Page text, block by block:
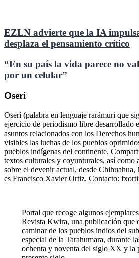
EZLN advierte que la IA
desplaza el pensamiento crítico
“En su país la vida parece no
por un celular”
Oserí
Oserí (palabra en lenguaje rarámuri que
ejercicio de periodismo libre desarrollado
asuntos relacionados con los Derechos
visibles las luchas de los pueblos
pueblos indígenas del continente.
textos culturales y coyunturales, así como
sobre el devenir actual, desde
es Francisco Xavier Ortiz. Contacto:
Portal que recoge algunos
Revista Kwira, una publicación que
caminar de los pueblos indios del
especial de la Tarahumara, durante
ochenta y noventa del siglo XX y la